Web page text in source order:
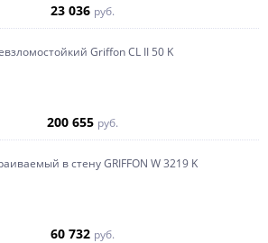
23 036 руб.
Griffon CL II 50 K
200 655 руб.
в стену GRIFFON W 3219 K
60 732 руб.